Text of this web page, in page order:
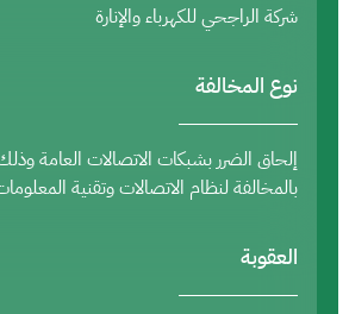
شركة الراجحي للكهرباء والإنارة
نوع المخالفة
إلحاق الضرر بشبكات الاتصالات العامة
بالمخالفة لنظام الاتصالات وتقنية
العقوبة